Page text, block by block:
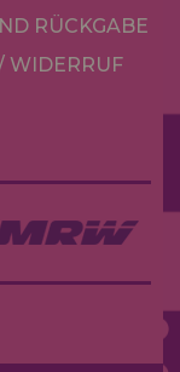
RÜCKGABE
WIDERRUF